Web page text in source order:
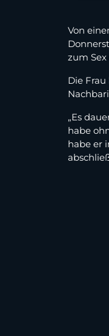
Von
zum
Die
„Es
habe
habe er